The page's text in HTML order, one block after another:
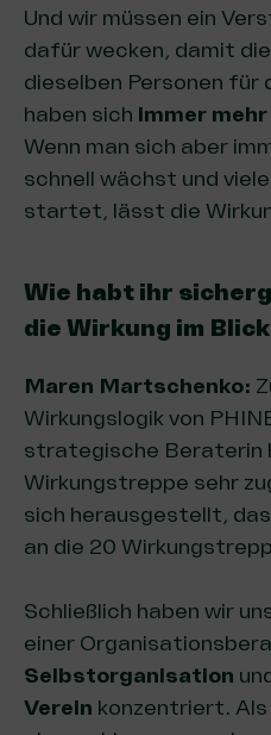
Und wir müssen ein
dafür wecken, damit
dieselben Personen für
haben sich immer
Wenn man sich aber
schnell wächst und
startet, lässt die
Wie habt ihr
die Wirkung im
Maren Martschenko:
Wirkungslogik von
strategische Beraterin
Wirkungstreppe sehr
sich herausgestellt,
an die 20
Schließlich haben wir
einer
Selbstorganisation
Verein konzentriert.